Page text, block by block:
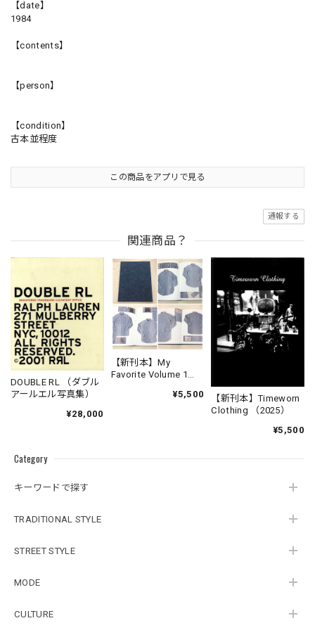
Category
キーワードで探す
TRADITIONAL STYLE
STREET STYLE
MODE
CULTURE
【date】
1984
【contents】
【person】
【condition】
古本並程度
この商品をアプリで見る
通報する
関連商品？
DOUBLE RL （ダブル
アールエル写真集）
¥28,000
【新刊本】My
Favorite Volume 1
¥5,500
【新刊本】Timeworn
Clothing （2025）
¥5,500